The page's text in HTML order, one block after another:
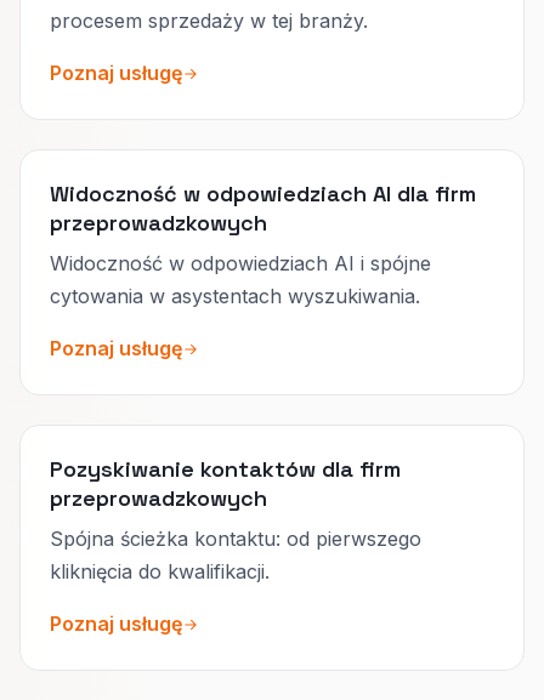
procesem sprzedaży w tej branży.
Poznaj usługę
Widoczność w odpowiedziach AI dla firm
przeprowadzkowych
Widoczność w odpowiedziach AI i spójne
cytowania w asystentach wyszukiwania.
Poznaj usługę
Pozyskiwanie kontaktów dla firm
przeprowadzkowych
Spójna ścieżka kontaktu: od pierwszego
kliknięcia do kwalifikacji.
Poznaj usługę